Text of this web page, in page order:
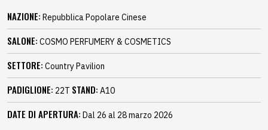
NAZIONE: Repubblica Popolare Cinese
SALONE: COSMO PERFUMERY & COSMETICS
SETTORE: Country Pavilion
PADIGLIONE: 22T STAND: A10
DATE DI APERTURA: Dal 26 al 28 marzo 2026